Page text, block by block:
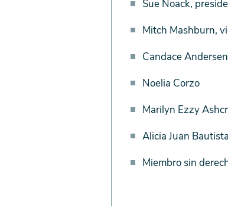
comité
Sue Noack,
Mitch Mashburn,
Candace Andersen
Noelia Corzo
Marilyn Ezzy
Alicia Juan Bautista
Miembro sin